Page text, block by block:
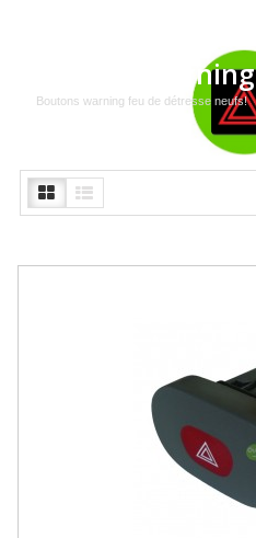
Bouton Warning
Boutons warning feu de détresse neufs!